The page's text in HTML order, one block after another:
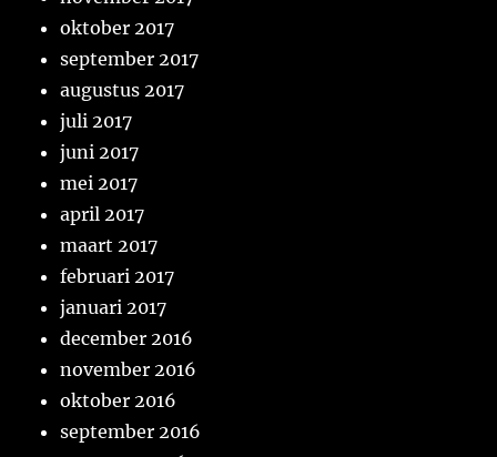
oktober 2017
september 2017
augustus 2017
juli 2017
juni 2017
mei 2017
april 2017
maart 2017
februari 2017
januari 2017
december 2016
november 2016
oktober 2016
september 2016